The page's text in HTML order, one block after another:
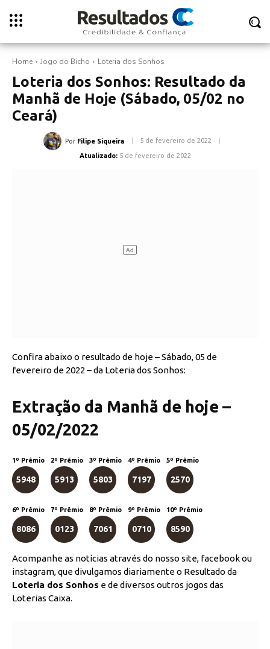
Home Jogo do Bicho Loteria dos Sonhos
Loteria dos Sonhos: Resultado da
Manhã de Hoje (Sábado, 05/02 no
Ceará)
Por Filipe Siqueira 5 de fevereiro de 2022
Atualizado: 5 de fevereiro de 2022
Confira abaixo o resultado de hoje – Sábado, 05 de
fevereiro de 2022 – da Loteria dos Sonhos:
Extração da Manhã de hoje –
05/02/2022
1º Prêmio
5948
2º Prêmio
5913
3º Prêmio
5803
4º Prêmio
7197
5º Prêmio
2570
6º Prêmio
8086
7º Prêmio
0123
8º Prêmio
7061
9º Prêmio
0710
10º Prêmio
8590
Acompanhe as notícias através do nosso site, facebook ou
instagram, que divulgamos diariamente o Resultado da
Loteria dos Sonhos e de diversos outros jogos das
Loterias Caixa.